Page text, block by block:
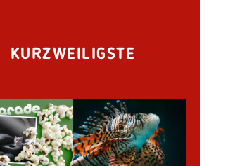
KURZWEILIGSTE